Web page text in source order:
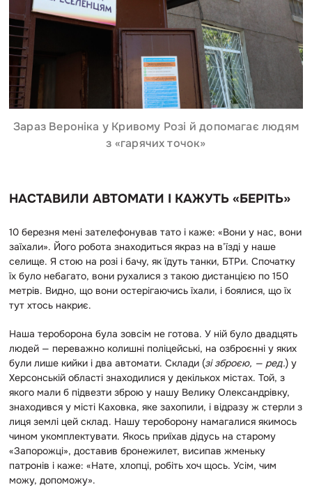
Зараз Вероніка у Кривому Розі й допомагає людям
з «гарячих точок»
НАСТАВИЛИ АВТОМАТИ І КАЖУТЬ «БЕРІТЬ»
10 березня мені зателефонував тато і каже: «Вони у нас, вони
заїхали». Його робота знаходиться якраз на в’їзді у наше
селище. Я стою на розі і бачу, як їдуть танки, БТРи. Спочатку
їх було небагато, вони рухалися з такою дистанцією по 150
метрів. Видно, що вони остерігаючись їхали, і боялися, що їх
тут хтось накриє.
Наша тероборона була зовсім не готова. У ній було двадцять
людей — переважно колишні поліцейські, на озброєнні у яких
були лише кийки і два автомати. Склади (зі зброєю, — ред.) у
Херсонській області знаходилися у декількох містах. Той, з
якого мали б підвезти зброю у нашу Велику Олександрівку,
знаходився у місті Каховка, яке захопили, і відразу ж стерли з
лиця землі цей склад. Нашу тероборону намагалися якимось
чином укомплектувати. Якось приїхав дідусь на старому
«Запорожці», доставив бронежилет, висипав жменьку
патронів і каже: «Нате, хлопці, робіть хоч щось. Усім, чим
можу, допоможу».